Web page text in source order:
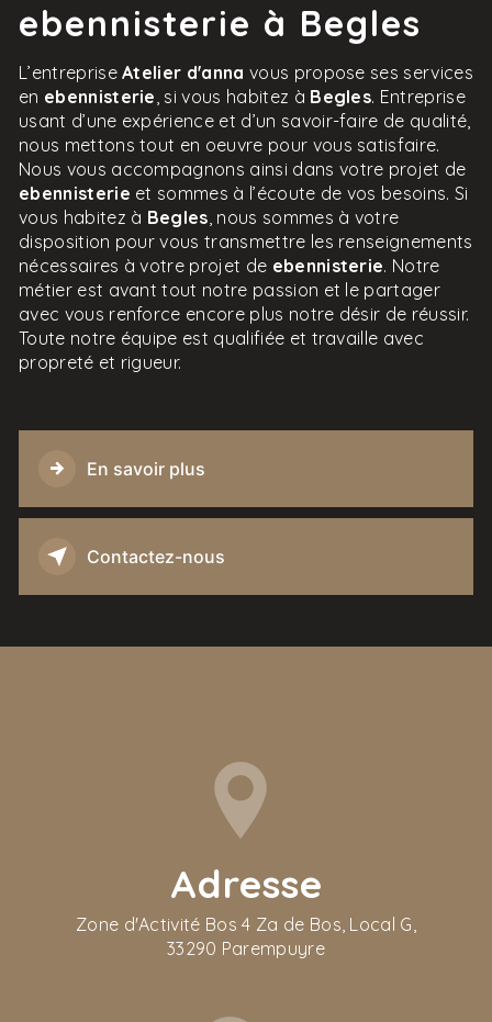
ebennisterie à Begles
L’entrepriseAtelier d'anna vous propose ses services
en ebennisterie, si vous habitez à Begles. Entreprise
usant d’une expérience et d’un savoir-faire de qualité,
nous mettons tout en oeuvre pour vous satisfaire.
Nous vous accompagnons ainsi dans votre projet de
ebennisterie et sommes à l’écoute de vos besoins. Si
vous habitez à Begles, nous sommes à votre
disposition pour vous transmettre les renseignements
nécessaires à votre projet de ebennisterie. Notre
métier est avant tout notre passion et le partager
avec vous renforce encore plus notre désir de réussir.
Toute notre équipe est qualifiée et travaille avec
propreté et rigueur.
En savoir plus
Contactez-nous
Adresse
Zone d'Activité Bos 4 Za de Bos, Local G,
33290 Parempuyre